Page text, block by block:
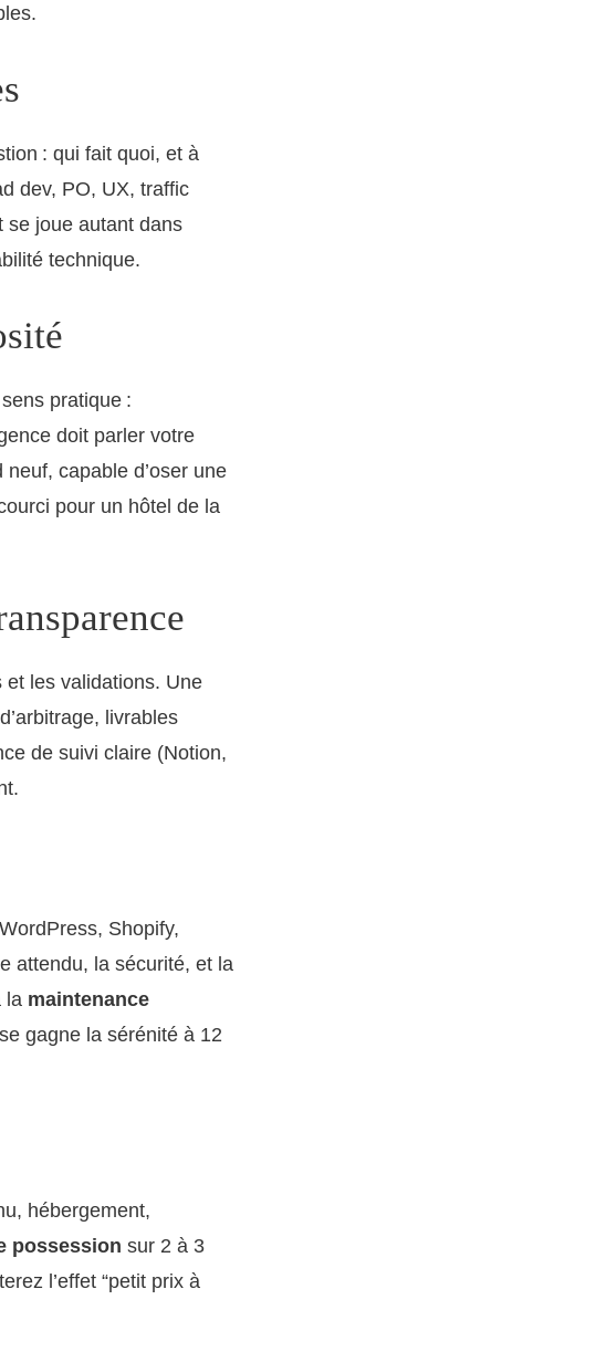
: qui fait quoi, et à
dev, PO, UX, traffic
se joue autant dans
technique.
pratique :
doit parler votre
capable d’oser une
pour un hôtel de la
les validations. Une
livrables
de suivi claire (Notion,
Shopify,
attendu, la sécurité, et la
la maintenance
gagne la sérénité à 12
hébergement,
possession sur 2 à 3
l’effet “petit prix à